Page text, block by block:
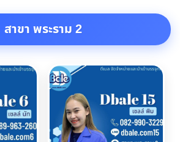
สาขา พระราม 2